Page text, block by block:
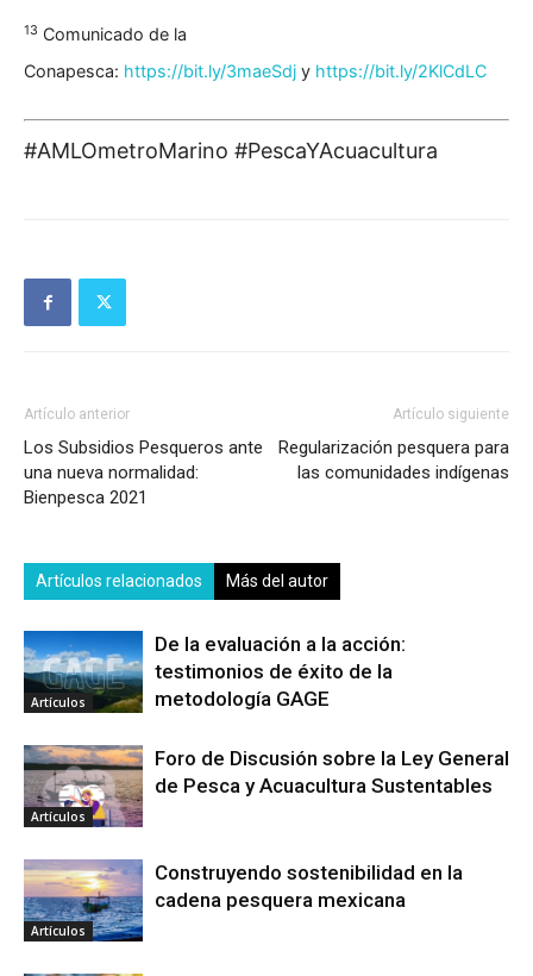
13 Comunicado de la
Conapesca: https://bit.ly/3maeSdj y https://bit.ly/2KlCdLC
#AMLOmetroMarino #PescaYAcuacultura
Artículo anterior
Los Subsidios Pesqueros ante
una nueva normalidad:
Bienpesca 2021
Artículo siguiente
Regularización pesquera para
las comunidades indígenas
Artículos relacionados Más del autor
Artículos
De la evaluación a la acción:
testimonios de éxito de la
metodología GAGE
Artículos
Foro de Discusión sobre la Ley General
de Pesca y Acuacultura Sustentables
Artículos
Construyendo sostenibilidad en la
cadena pesquera mexicana